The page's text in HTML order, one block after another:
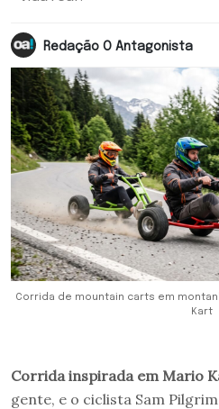
Redação O Antagonista
Corrida de mountain carts em
Kart
Corrida inspirada em Mario
gente, e o ciclista Sam